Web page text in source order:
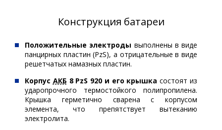
Конструкция батареи
Положительные электроды выполнены в виде
панцирных пластин (PzS), а отрицательные в виде
решетчатых намазных пластин.
Корпус АКБ 8 PzS 920 и его крышка состоят из
ударопрочного термостойкого полипропилена.
Крышка герметично сварена с корпусом
элемента, что препятствует вытеканию
электролита.